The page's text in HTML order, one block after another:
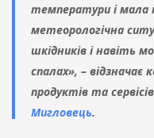
температури і мала
метеорологічна
шкідників і навіть
спалах», – відзначає
продуктів та
Мигловець.